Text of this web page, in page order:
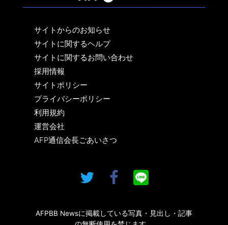
サイトからのお知らせ
サイトに関するヘルプ
サイトに関するお問い合わせ
採用情報
サイトポリシー
プライバシーポリシー
利用規約
運営会社
AFP通信会長ごあいさつ
AFPBB Newsに掲載している写真・見出し・記事